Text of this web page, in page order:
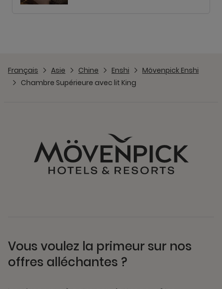
Français Asie Chine Enshi
Mövenpick Enshi
Chambre Supérieure avec lit King
Vous voulez la primeur sur nos
offres alléchantes ?